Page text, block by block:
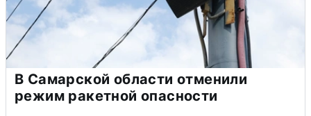
В Самарской области отменили
режим ракетной опасности